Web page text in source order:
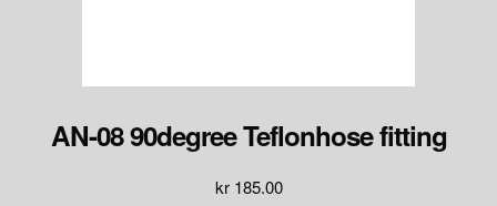
AN-08 90degree Teflonhose fitting
kr185.00